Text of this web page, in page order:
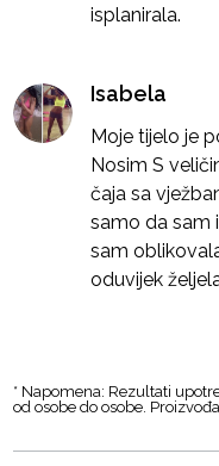
isplanirala.
Isabela
Moje tijelo je
Nosim S
čaja sa
samo da sam
sam
oduvijek
* Napomena: Rezultati
od osobe do osobe.